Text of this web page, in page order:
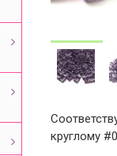
круглому